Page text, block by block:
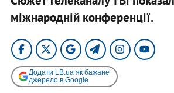
міжнародній конференції.
Додати LB.ua як бажане
джерело в Google